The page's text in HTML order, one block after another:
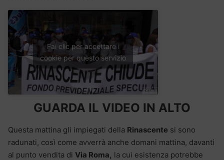
Fai clic per accettare i
cookie per questo servizio
GUARDA IL VIDEO IN ALTO
Questa mattina gli impiegati della Rinascente si sono
radunati, così come avverrà anche domani mattina, davanti
al punto vendita di Via Roma, la cui esistenza potrebbe